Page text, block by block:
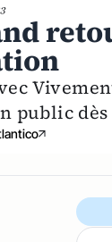
public